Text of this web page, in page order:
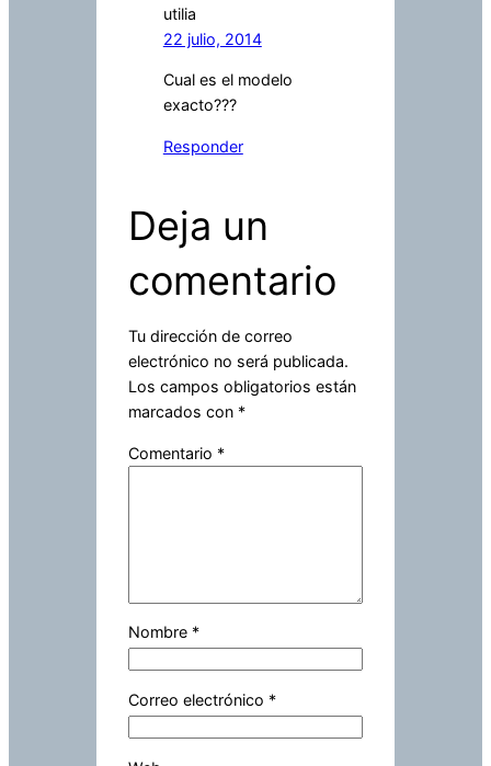
utilia
22 julio, 2014
Cual es el modelo
exacto???
Responder
Deja un
comentario
Tu dirección de correo
electrónico no será publicada.
Los campos obligatorios están
marcados con *
Comentario *
Nombre *
Correo electrónico *